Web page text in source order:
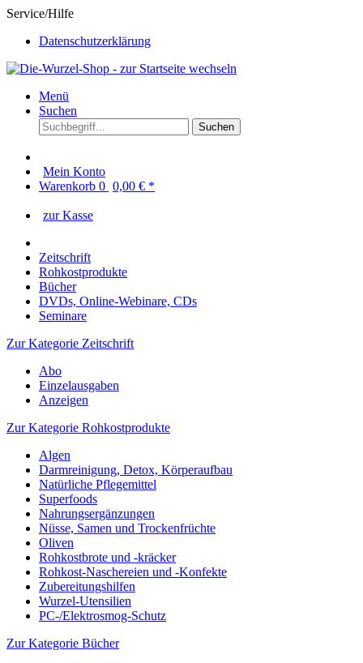
Service/Hilfe
Datenschutzerklärung
Menü
Suchen
Suchen
Mein Konto
Warenkorb 0 0,00 € *
zur Kasse
Zeitschrift
Rohkostprodukte
Bücher
DVDs, Online-Webinare, CDs
Seminare
Zur Kategorie Zeitschrift
Abo
Einzelausgaben
Anzeigen
Zur Kategorie Rohkostprodukte
Algen
Darmreinigung, Detox, Körperaufbau
Natürliche Pflegemittel
Superfoods
Nahrungsergänzungen
Nüsse, Samen und Trockenfrüchte
Oliven
Rohkostbrote und -kräcker
Rohkost-Naschereien und -Konfekte
Zubereitungshilfen
Wurzel-Utensilien
PC-/Elektrosmog-Schutz
Zur Kategorie Bücher